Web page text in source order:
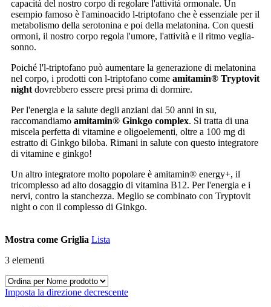
capacità del nostro corpo di regolare l'attività ormonale. Un
esempio famoso è l'aminoacido l-triptofano che è essenziale per il
metabolismo della serotonina e poi della melatonina. Con questi
ormoni, il nostro corpo regola l'umore, l'attività e il ritmo veglia-
sonno.
Poiché l'l-triptofano può aumentare la generazione di melatonina
nel corpo, i prodotti con l-triptofano come amitamin® Tryptovit
night dovrebbero essere presi prima di dormire.
Per l'energia e la salute degli anziani dai 50 anni in su,
raccomandiamo amitamin® Ginkgo complex. Si tratta di una
miscela perfetta di vitamine e oligoelementi, oltre a 100 mg di
estratto di Ginkgo biloba. Rimani in salute con questo integratore
di vitamine e ginkgo!
Un altro integratore molto popolare è amitamin® energy+, il
tricomplesso ad alto dosaggio di vitamina B12. Per l'energia e i
nervi, contro la stanchezza. Meglio se combinato con Tryptovit
night o con il complesso di Ginkgo.
Mostra come Griglia Lista
3 elementi
Imposta la direzione decrescente